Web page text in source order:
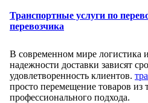
Транспортные услуги по
перевозчика
В современном мире логистика
надежности доставки зависят
удовлетворенность клиентов.
просто перемещение товаров
профессионального подхода.